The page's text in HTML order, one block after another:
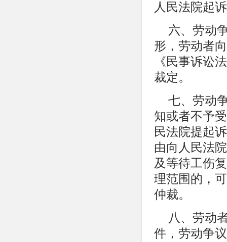
人民法院起
六、劳动
形，劳动者
《民事诉讼
裁定。
七、劳动
知或者不予
民法院提起
由向人民法
及等待工伤
理范围的，
仲裁。
八、劳动
件，劳动争